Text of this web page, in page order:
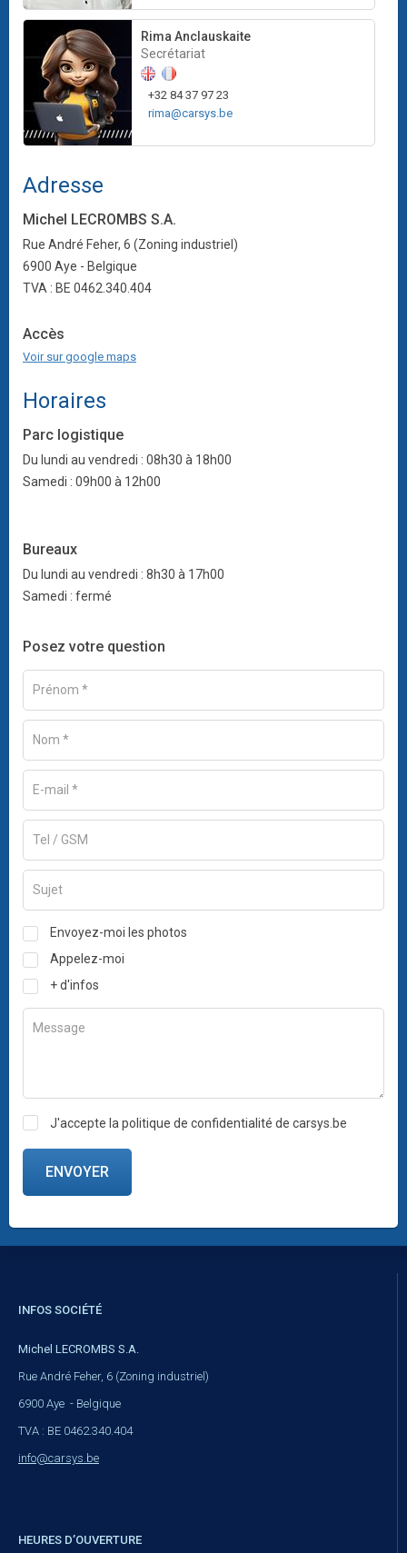
Rima Anclauskaite
Secrétariat
+32 84 37 97 23
rima@carsys.be
Adresse
Michel LECROMBS S.A.
Rue André Feher, 6 (Zoning industriel)
6900 Aye - Belgique
TVA : BE 0462.340.404
Accès
Voir sur google maps
Horaires
Parc logistique
Du lundi au vendredi : 08h30 à 18h00
Samedi : 09h00 à 12h00
Bureaux
Du lundi au vendredi : 8h30 à 17h00
Samedi : fermé
Posez votre question
Envoyez-moi les photos
Appelez-moi
+ d'infos
J'accepte la politique de confidentialité de carsys.be
ENVOYER
INFOS SOCIÉTÉ
Michel LECROMBS S.A.
Rue André Feher, 6 (Zoning industriel)
6900 Aye - Belgique
TVA : BE 0462.340.404
info@carsys.be
HEURES D’OUVERTURE